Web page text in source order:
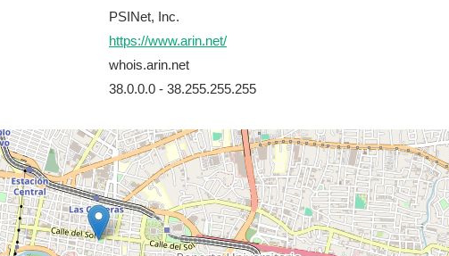
PSINet, Inc.
https://www.arin.net/
whois.arin.net
38.0.0.0 - 38.255.255.255